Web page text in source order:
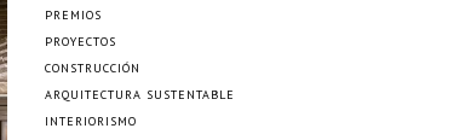
PREMIOS
PROYECTOS
CONSTRUCCIÓN
ARQUITECTURA SUSTENTABLE
INTERIORISMO